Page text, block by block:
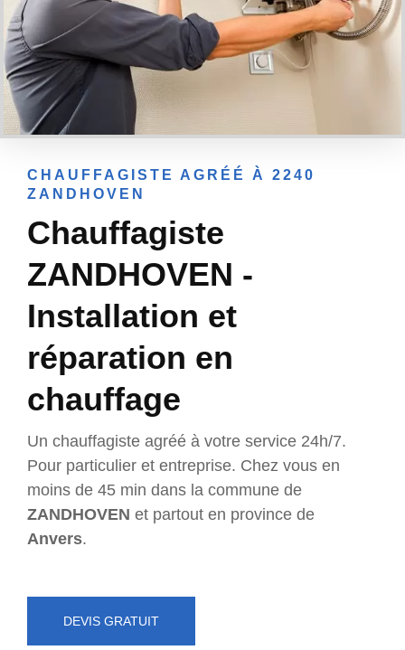
CHAUFFAGISTE AGRÉÉ À 2240
ZANDHOVEN
Chauffagiste
ZANDHOVEN -
Installation et
réparation en
chauffage
Un chauffagiste agréé à votre service 24h/7.
Pour particulier et entreprise. Chez vous en
moins de 45 min dans la commune de
ZANDHOVEN et partout en province de
Anvers.
DEVIS GRATUIT